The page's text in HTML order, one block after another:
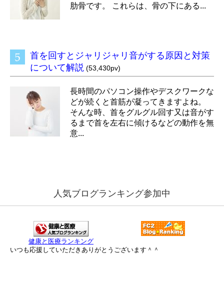
肋骨です。 これらは、骨の下にある...
首を回すとジャリジャリ音がする原因と対策
について解説 (53,430pv)
長時間のパソコン操作やデスクワークな
どが続くと首筋が凝ってきますよね。
そんな時、首をグルグル回す又は音がす
るまで首を左右に傾けるなどの動作を無
意...
人気ブログランキング参加中
健康と医療ランキング
いつも応援していただきありがとうございます＾＾